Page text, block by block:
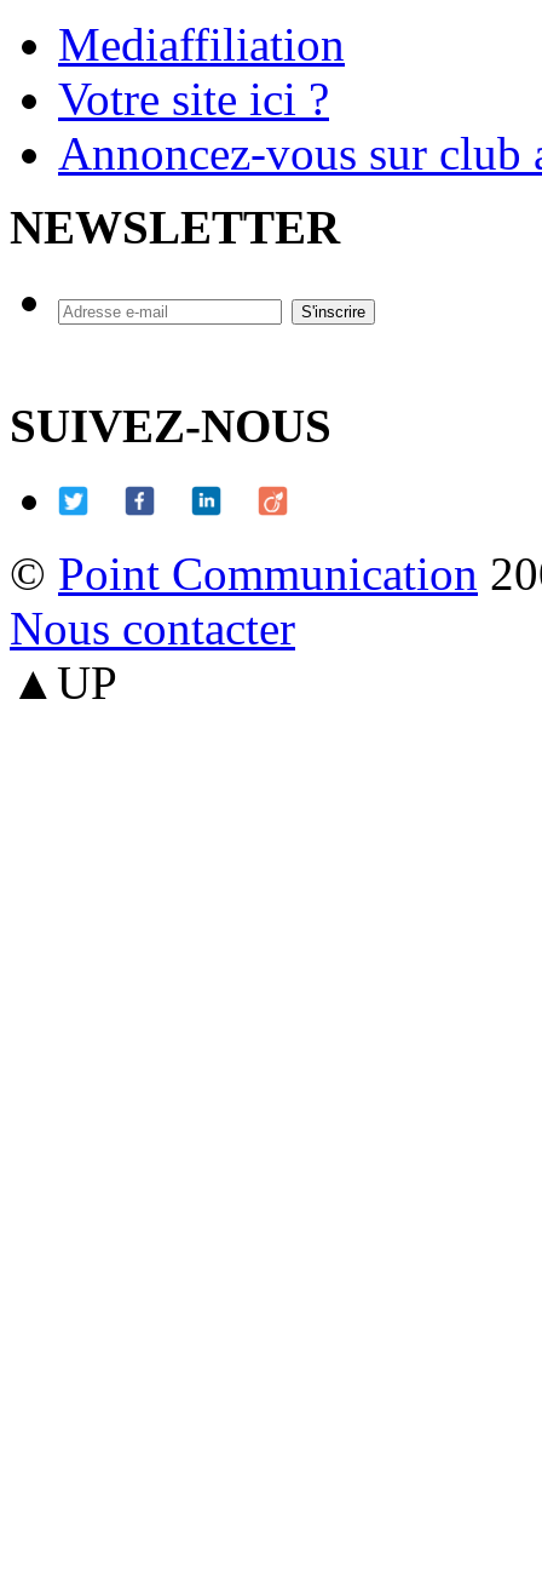
Mediaffiliation
Votre site ici ?
Annoncez-vous sur
NEWSLETTER
SUIVEZ-NOUS
© Point Communication
Nous contacter
▲UP